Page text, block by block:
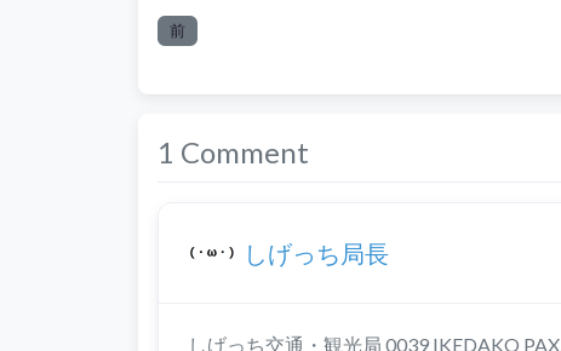
前
1 Comment
しげっち局長
しげっち交通・観光局 0039 IKEDAKO